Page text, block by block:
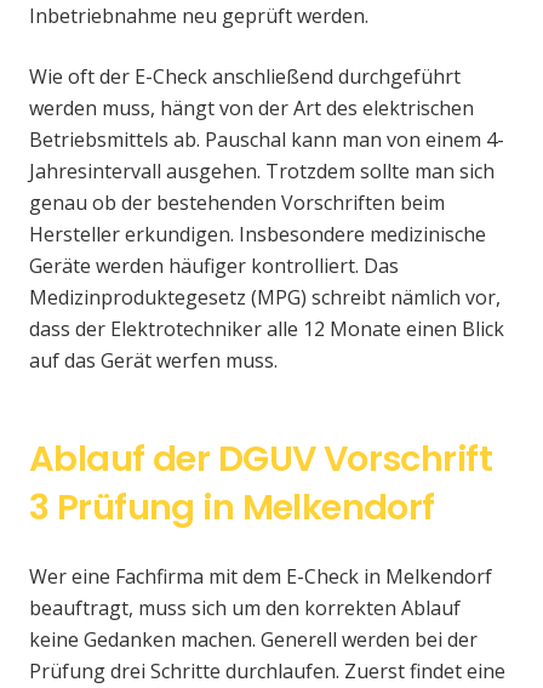
Inbetriebnahme neu geprüft werden.
Wie oft der E-Check anschließend durchgeführt
werden muss, hängt von der Art des elektrischen
Betriebsmittels ab. Pauschal kann man von einem 4-
Jahresintervall ausgehen. Trotzdem sollte man sich
genau ob der bestehenden Vorschriften beim
Hersteller erkundigen. Insbesondere medizinische
Geräte werden häufiger kontrolliert. Das
Medizinproduktegesetz (MPG) schreibt nämlich vor,
dass der Elektrotechniker alle 12 Monate einen Blick
auf das Gerät werfen muss.
Ablauf der DGUV Vorschrift
3 Prüfung in Melkendorf
Wer eine Fachfirma mit dem E-Check in Melkendorf
beauftragt, muss sich um den korrekten Ablauf
keine Gedanken machen. Generell werden bei der
Prüfung drei Schritte durchlaufen. Zuerst findet eine